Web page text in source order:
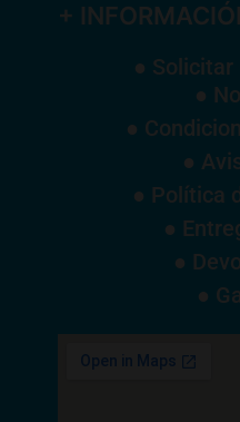
+
● Solicitar
●
●
●
● Política
●
●
●